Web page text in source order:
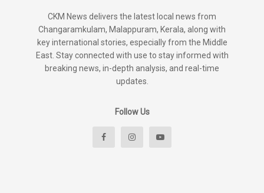
CKM News delivers the latest local news from
Changaramkulam, Malappuram, Kerala, along with
key international stories, especially from the Middle
East. Stay connected with use to stay informed with
breaking news, in-depth analysis, and real-time
updates.
Follow Us